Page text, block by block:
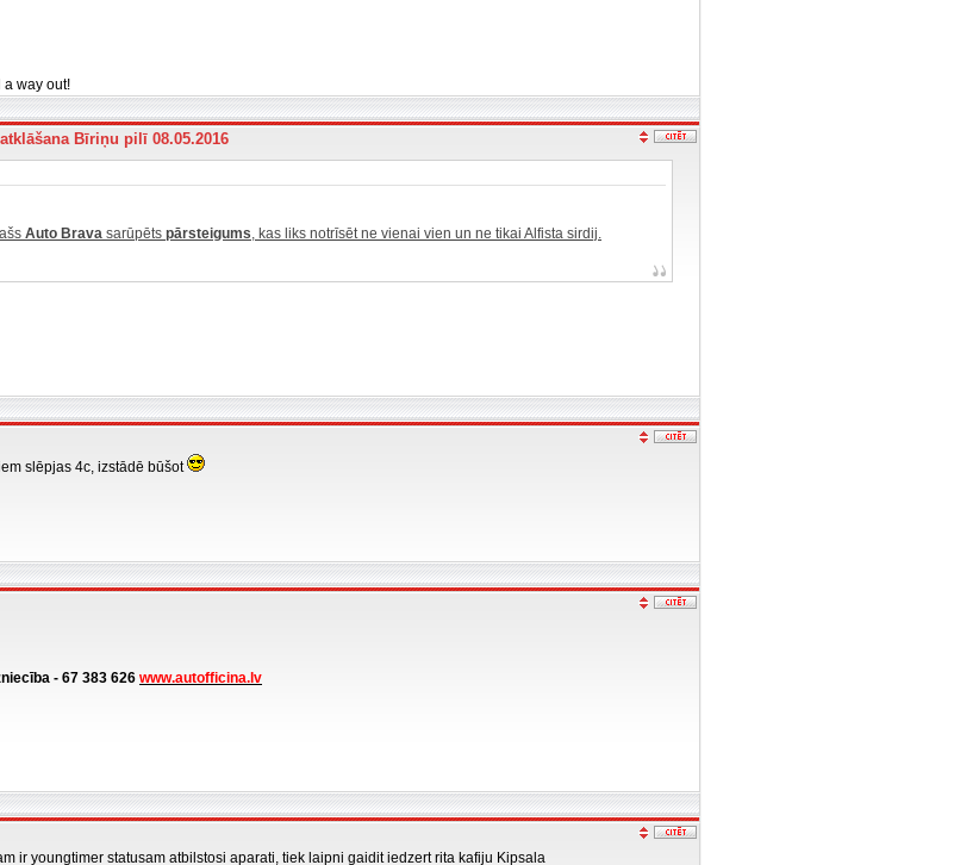
a way out!
Bīriņu pilī 08.05.2016
Auto Brava sarūpēts pārsteigums, kas liks notrīsēt ne vienai vien un ne tikai Alfista sirdij.
slēpjas 4c, izstādē būšot
- 67 383 626 www.autofficina.lv
ir youngtimer statusam atbilstosi aparati, tiek laipni gaidit iedzert rita kafiju Kipsala